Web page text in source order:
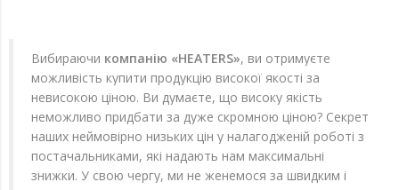
Вибираючи компанію «HEATERS», ви отримуєте
можливість купити продукцію високої якості за
невисокою ціною. Ви думаєте, що високу якість
неможливо придбати за дуже скромною ціною? Секрет
наших неймовірно низьких цін у налагодженій роботі з
постачальниками, які надають нам максимальні
знижки. У свою чергу, ми не женемося за швидким і